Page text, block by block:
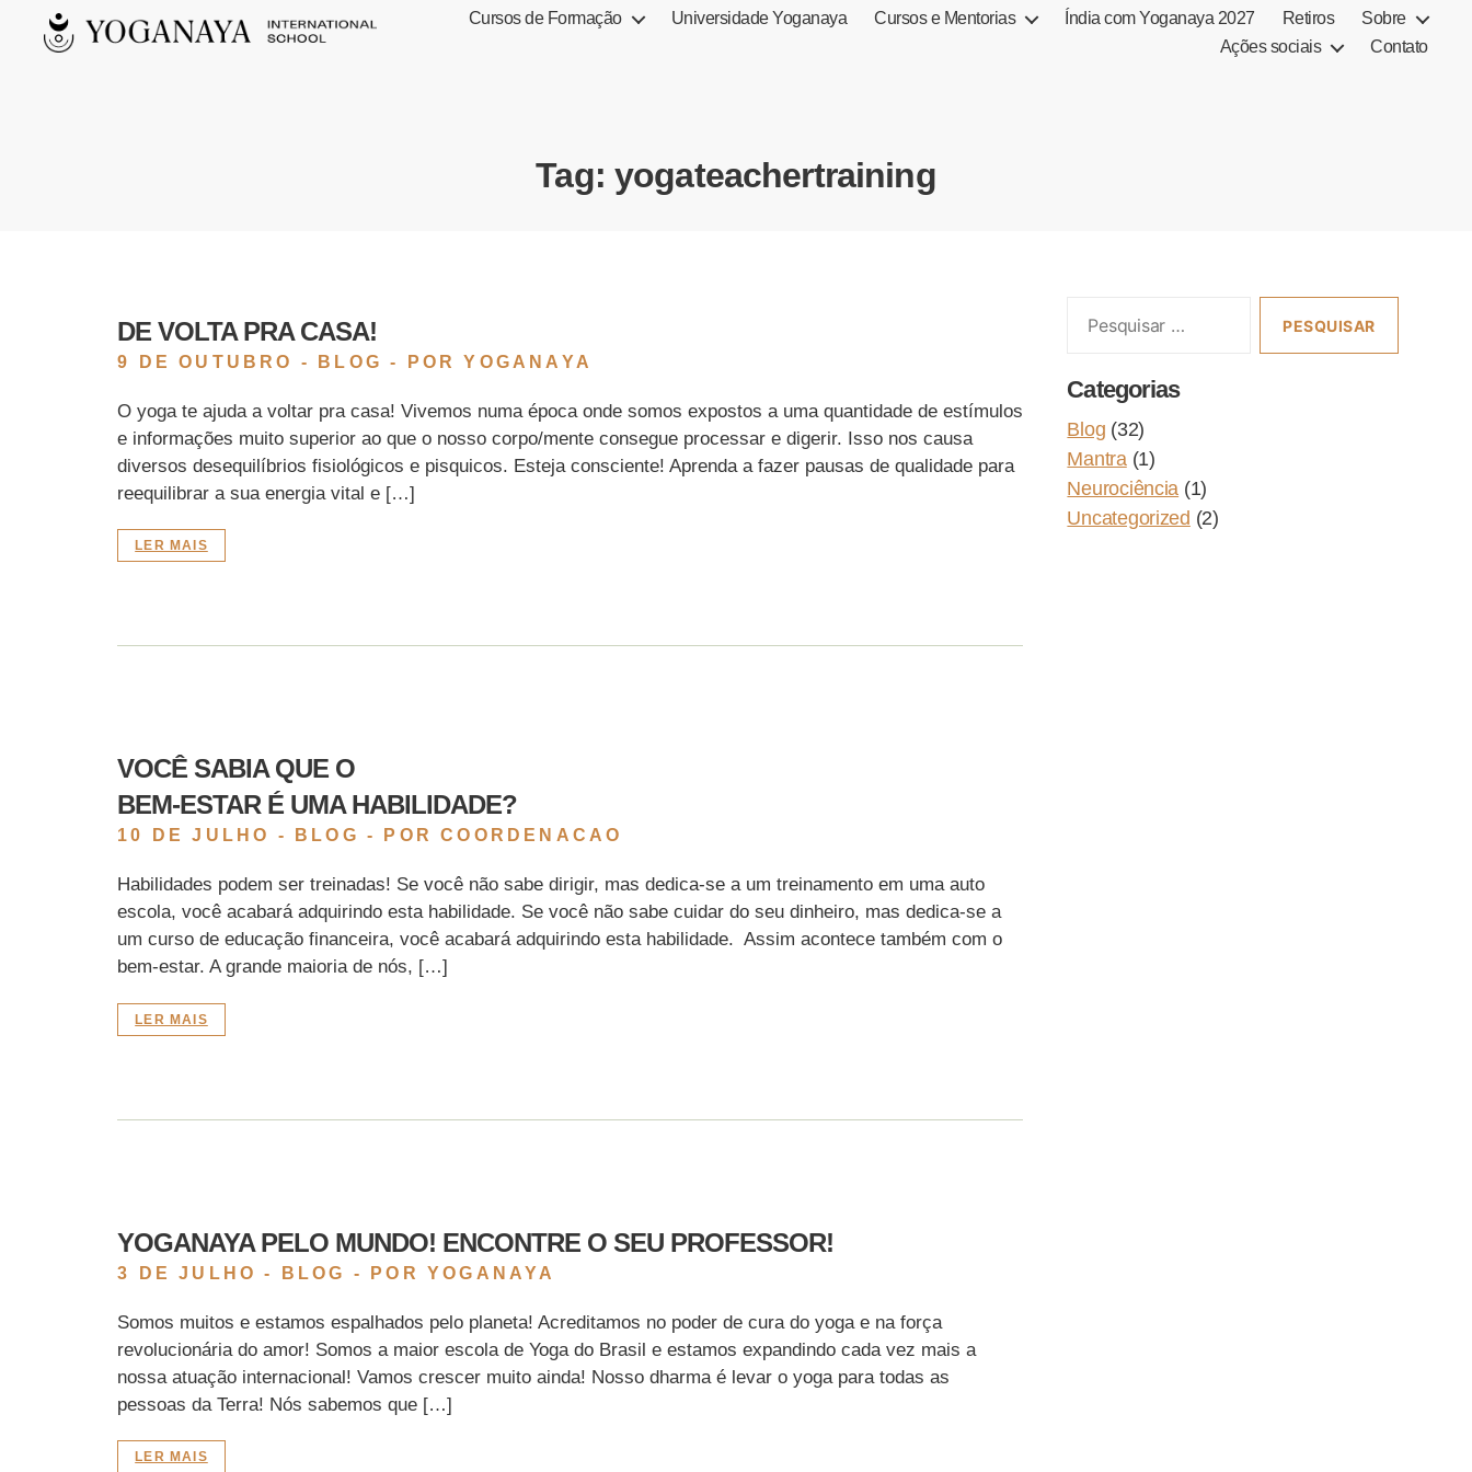
Cursos de Formação Universidade Yoganaya Cursos e Mentorias Índia com Yoganaya 2027 Retiros
Sobre
Ações sociais
Contato
Tag: yogateachertraining
DE VOLTA PRA CASA!
9 DE OUTUBRO - BLOG - POR YOGANAYA
O yoga te ajuda a voltar pra casa! Vivemos numa época onde somos expostos a uma quantidade de estímulos
e informações muito superior ao que o nosso corpo/mente consegue processar e digerir. Isso nos causa
diversos desequilíbrios fisiológicos e pisquicos. Esteja consciente! Aprenda a fazer pausas de qualidade para
reequilibrar a sua energia vital e […]
LER MAIS
VOCÊ SABIA QUE O
BEM-ESTAR É UMA HABILIDADE?
10 DE JULHO - BLOG - POR COORDENACAO
Habilidades podem ser treinadas! Se você não sabe dirigir, mas dedica-se a um treinamento em uma auto
escola, você acabará adquirindo esta habilidade. Se você não sabe cuidar do seu dinheiro, mas dedica-se a
um curso de educação financeira, você acabará adquirindo esta habilidade. Assim acontece também com o
bem-estar. A grande maioria de nós, […]
LER MAIS
YOGANAYA PELO MUNDO! ENCONTRE O SEU PROFESSOR!
3 DE JULHO - BLOG - POR YOGANAYA
Somos muitos e estamos espalhados pelo planeta! Acreditamos no poder de cura do yoga e na força
revolucionária do amor! Somos a maior escola de Yoga do Brasil e estamos expandindo cada vez mais a
nossa atuação internacional! Vamos crescer muito ainda! Nosso dharma é levar o yoga para todas as
pessoas da Terra! Nós sabemos que […]
LER MAIS
por:
Categorias
Blog (32)
Mantra (1)
Neurociência (1)
Uncategorized (2)